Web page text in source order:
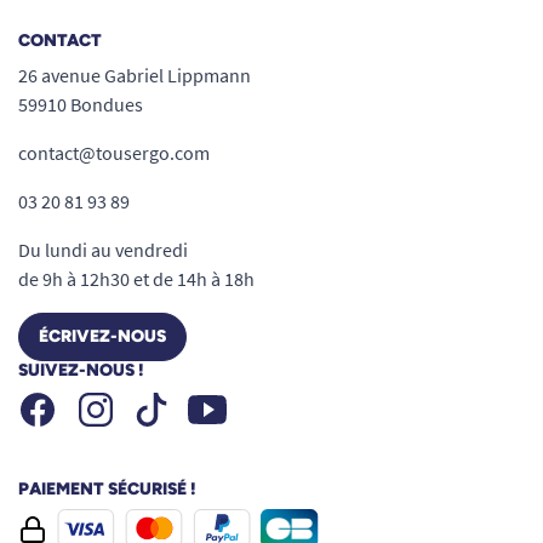
Mesurez le diamètre de votre main courante
Disposez un mètre ruban à l’extérieur
de la main courante et passez-le par
le centre du moyeu (de la roue).
Reliez les deux bords extérieurs pour
obtenir la
CONTACT
26 avenue Gabriel Lippmann
59910 Bondues
contact@tousergo.com
03 20 81 93 89
Du lundi au vendredi
de 9h à 12h30 et de 14h à 18h
ÉCRIVEZ-NOUS
SUIVEZ-NOUS !
FacebookInstagramTiktok Youtube
PAIEMENT SÉCURISÉ !